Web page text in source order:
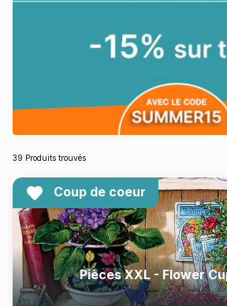
39 Produits trouvés
Coup de coeur
Pièces XXL - Flower